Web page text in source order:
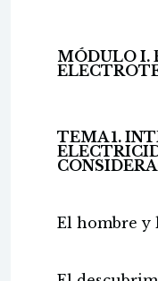
MÓDULO I.
TEMA 1.
El hombre y